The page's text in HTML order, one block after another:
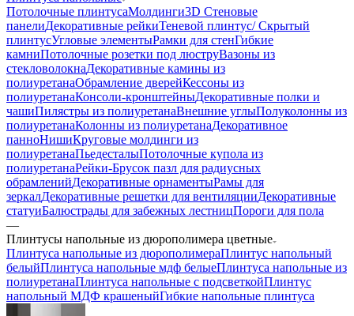
Потолочные плинтусаМолдинги3D Стеновые
панелиДекоративные рейкиТеневой плинтус/ Скрытый
плинтусУгловые элементыРамки для стенГибкие
камниПотолочные розетки под люструВазоны из
стекловолокнаДекоративные камины из
полиуретанаОбрамление дверейКессоны из
полиуретанаКонсоли-кронштейныДекоративные полки и
чашиПилястры из полиуретанаВнешние углыПолуколонны из
полиуретанаКолонны из полиуретанаДекоративное
панноНишиКруговые молдинги из
полиуретанаПьедесталыПотолочные купола из
полиуретанаРейки-Брусок пазл для радиусных
обрамленийДекоративные орнаментыРамы для
зеркалДекоративные решетки для вентиляцииДекоративные
статуиБалюстрады для забежных лестницПороги для пола
—
Плинтусы напольные из дюрополимера цветные
Плинтуса напольные из дюрополимераПлинтус напольный
белыйПлинтуса напольные мдф белыеПлинтуса напольные из
полиуретанаПлинтуса напольные с подсветкойПлинтус
напольный МДФ крашеныйГибкие напольные плинтуса